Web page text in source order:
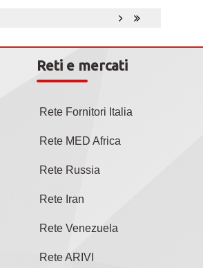
Reti e mercati
Rete Fornitori Italia
Rete MED Africa
Rete Russia
Rete Iran
Rete Venezuela
Rete ARIVI